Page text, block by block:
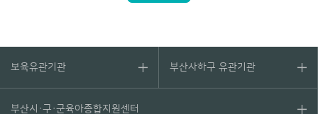
보육유관기관 부산사하구 유관기관
부산시·구·군육아종합지원센터